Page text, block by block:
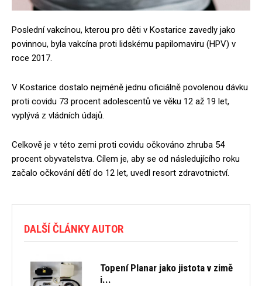
Poslední vakcínou, kterou pro děti v Kostarice zavedly jako
povinnou, byla vakcína proti lidskému papilomaviru (HPV) v
roce 2017.
V Kostarice dostalo nejméně jednu oficiálně povolenou dávku
proti covidu 73 procent adolescentů ve věku 12 až 19 let,
vyplývá z vládních údajů.
Celkově je v této zemi proti covidu očkováno zhruba 54
procent obyvatelstva. Cílem je, aby se od následujícího roku
začalo očkování dětí do 12 let, uvedl resort zdravotnictví.
DALŠÍ ČLÁNKY AUTOR
Topení Planar jako jistota v zimě
i...